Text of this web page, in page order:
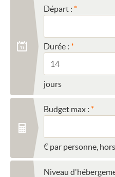
Départ :
Durée :
jours
Budget max :
€ par personne,
Niveau